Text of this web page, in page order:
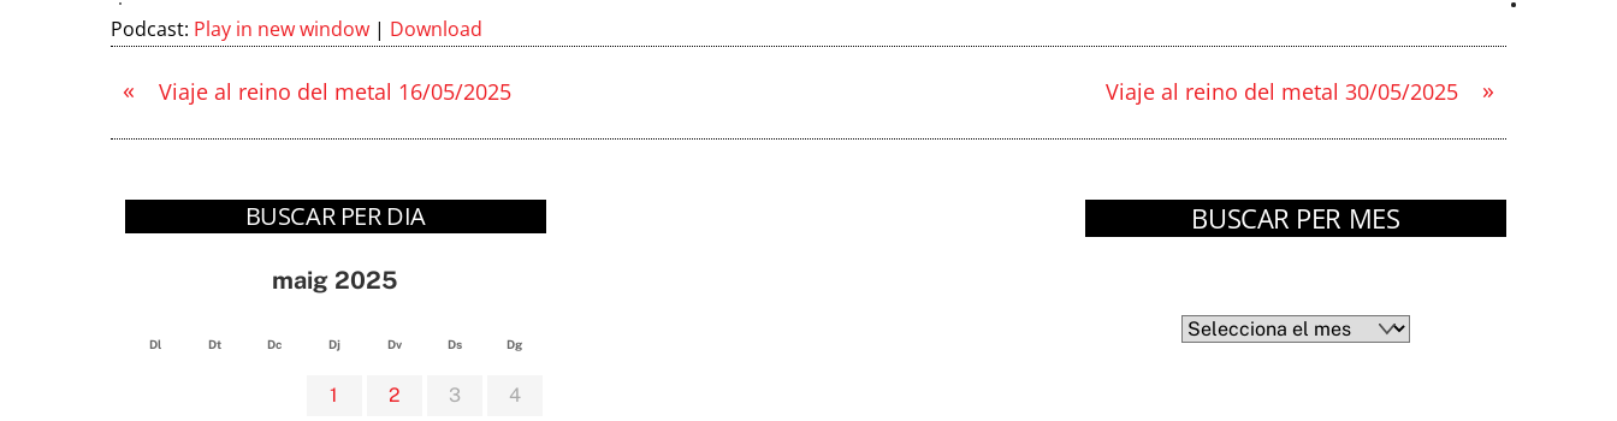
Podcast: Play in new window | Download
« Viaje al reino del metal 16/05/2025 »
Viaje al reino del metal 30/05/2025
BUSCAR PER DIA
maig 2025
Dl Dt Dc Dj Dv Ds Dg
1 2 3 4
BUSCAR PER MES
Arxius